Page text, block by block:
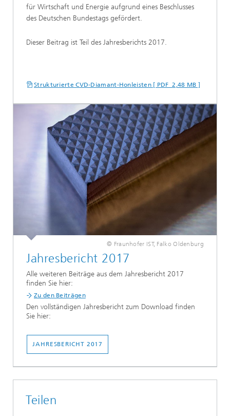
für Wirtschaft und Energie aufgrund eines Beschlusses
des Deutschen Bundestags gefördert.
Dieser Beitrag ist Teil des Jahresberichts 2017.
Strukturierte CVD-Diamant-Honleisten [ PDF 2,48 MB ]
© Fraunhofer IST, Falko Oldenburg
Jahresbericht 2017
Alle weiteren Beiträge aus dem Jahresbericht 2017
finden Sie hier:
Zu den Beiträgen
Den vollständigen Jahresbericht zum Download finden
Sie hier:
JAHRESBERICHT 2017
Teilen